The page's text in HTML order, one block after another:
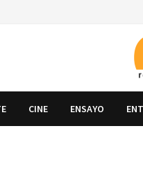
CINE ENSAYO